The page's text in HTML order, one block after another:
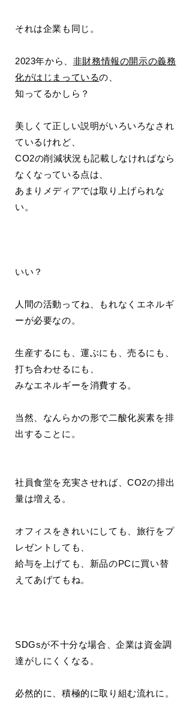
それは企業も同じ。
2023年から、 非財務情報の開示の義務
化がはじまっているの、
知ってるかしら？
美しくて正しい説明がいろいろなされ
ているけれど、
CO2の削減状況も記載しなければなら
なくなっている点は、
あまりメディアでは取り上げられな
い。
いい？
人間の活動ってね、もれなくエネルギ
ーが必要なの。
生産するにも、運ぶにも、売るにも、
打ち合わせるにも、
みなエネルギーを消費する。
当然、なんらかの形で二酸化炭素を排
出することに。
社員食堂を充実させれば、CO2の排出
量は増える。
オフィスをきれいにしても、旅行をプ
レゼントしても、
給与を上げても、新品のPCに買い替
えてあげてもね。
SDGsが不十分な場合、企業は資金調
達がしにくくなる。
必然的に、積極的に取り組む流れに。